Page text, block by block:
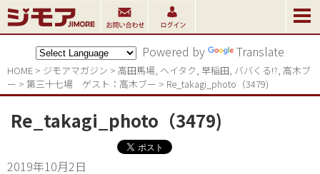
Powered by Translate
HOME > ジモアマガジン > 高田馬場, ヘイタク, 早稲田, ババくる!?, 高木ブ
ー > 第三十七場　ゲスト：高木ブー > Re_takagi_photo（3479)
Re_takagi_photo（3479)
2019年10月2日